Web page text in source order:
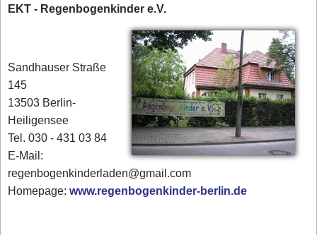
EKT - Regenbogenkinder e.V.
Sandhauser Straße
145
13503 Berlin-
Heiligensee
Tel. 030 - 431 03 84‎
E-Mail:
regenbogenkinderladen@gmail.com
Homepage:www.regenbogenkinder-berlin.de